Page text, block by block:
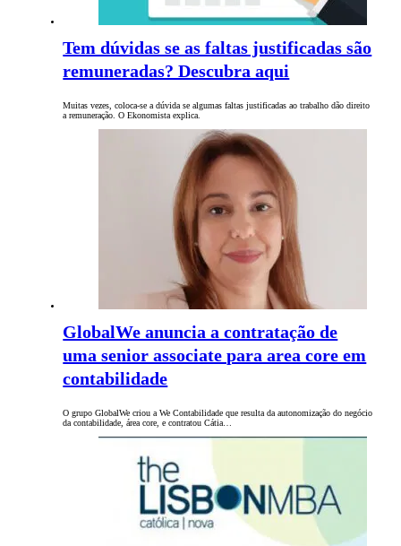
Tem dúvidas se as faltas justificadas são
remuneradas? Descubra aqui
Muitas vezes, coloca-se a dúvida se algumas faltas justificadas ao trabalho dão direito
a remuneração. O Ekonomista explica.
GlobalWe anuncia a contratação de
uma senior associate para area core em
contabilidade
O grupo GlobalWe criou a We Contabilidade que resulta da autonomização do negócio
da contabilidade, área core, e contratou Cátia…